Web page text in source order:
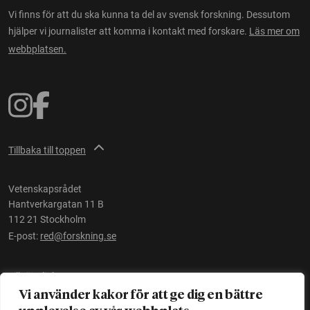
Vi använder kakor för att ge dig en bättre
Vi finns för att du ska kunna ta del av svensk forskning. Dessutom
hjälper vi journalister att komma i kontakt med forskare. Läs mer om
webbplatsen.
Tillbaka till toppen
Vetenskapsrådet
Hantverkargatan 11 B
112 21 Stockholm
E-post: red@forskning.se
Tillgänglighet